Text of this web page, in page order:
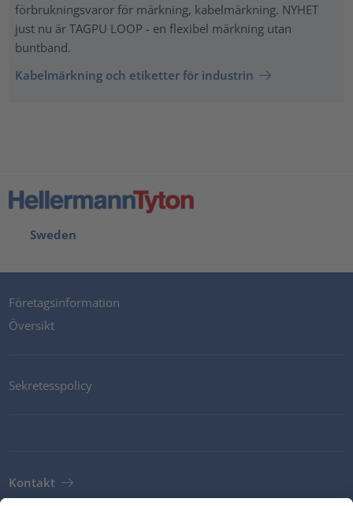
förbrukningsvaror för märkning, kabelmärkning. NYHET
just nu är TAGPU LOOP - en flexibel märkning utan
buntband.
Kabelmärkning och etiketter för industrin
Sweden
Företagsinformation
Översikt
Sekretesspolicy
Kontakt